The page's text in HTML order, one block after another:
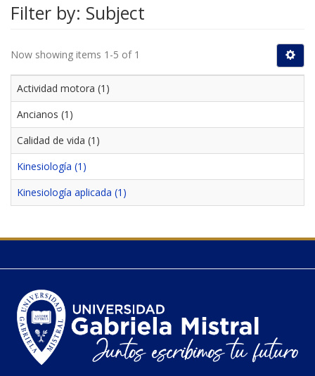
Filter by: Subject
Now showing items 1-5 of 1
Actividad motora (1)
Ancianos (1)
Calidad de vida (1)
Kinesiología (1)
Kinesiología aplicada (1)